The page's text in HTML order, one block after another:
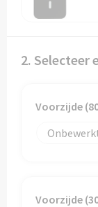
2. Selecteer
Voorzijde
Voorzijde